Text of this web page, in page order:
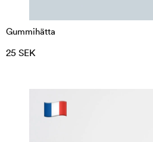
Gummihätta
25 SEK